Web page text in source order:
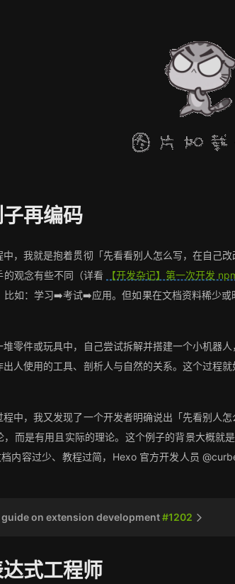
再编码
中，我就是抱着贯彻「先看看别人怎么写，在自己
的观念有些不同（详看
【开发杂记】第一次开发
比如：学习➡️考试➡️应用。但如果在文档资料稀少
零件或玩具中，自己尝试拆解并搭建一个小机器
出人使用的工具、剖析人与自然的关系。这个过程
程中，我又发现了一个开发者明确说出「先看别人
，而是有用且实际的理论。这个例子的背景大概
内容过少、教程过简，Hexo 官方开发人员
on extension development#1202
式工程师